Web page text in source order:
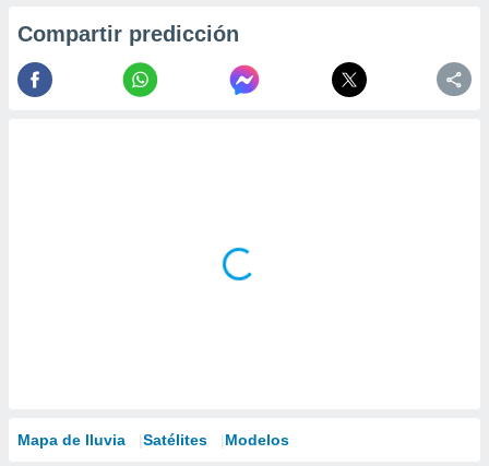
Compartir predicción
Mapa de lluvia Satélites Modelos